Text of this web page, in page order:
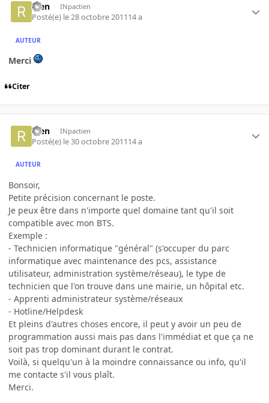
Rien INpactien
Posté(e) le 28 octobre 201114 a
AUTEUR
Merci
Citer
Rien INpactien
Posté(e) le 30 octobre 201114 a
AUTEUR
Bonsoir,
Petite précision concernant le poste.
Je peux être dans n'importe quel domaine tant qu'il soit
compatible avec mon BTS.
Exemple :
- Technicien informatique "général" (s'occuper du parc
informatique avec maintenance des pcs, assistance
utilisateur, administration système/réseau), le type de
technicien que l'on trouve dans une mairie, un hôpital etc.
- Apprenti administrateur système/réseaux
- Hotline/Helpdesk
Et pleins d'autres choses encore, il peut y avoir un peu de
programmation aussi mais pas dans l'immédiat et que ça ne
soit pas trop dominant durant le contrat.
Voilà, si quelqu'un à la moindre connaissance ou info, qu'il
me contacte s'il vous plaît.
Merci.